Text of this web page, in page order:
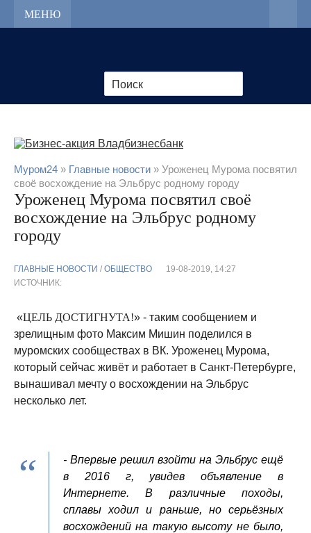
МЕНЮ
Муром24 » Главные новости » Уроженец Мурома посвятил
своё восхождение на Эльбрус родному городу
Уроженец Мурома посвятил своё
восхождение на Эльбрус родному
городу
ГЛАВНЫЕ НОВОСТИ / ОБЩЕСТВО
19-08-2019, 14:27
ИСТОЧНИК:
«ЦЕЛЬ ДОСТИГНУТА!» - таким сообщением и
зрелищным фото Максим Мишин поделился в
муромских сообществах в ВК. Уроженец Мурома,
который сейчас живёт и работает в Санкт-Петербурге,
вынашивал мечту о восхождении на Эльбрус
несколько лет.
- Впервые решил взойти на Эльбрус ещё
в 2016 г, увидев объявление в
Интернете. В различные походы,
сплавы ходил и раньше, но серьёзных
восхождений на такую высоту не было,